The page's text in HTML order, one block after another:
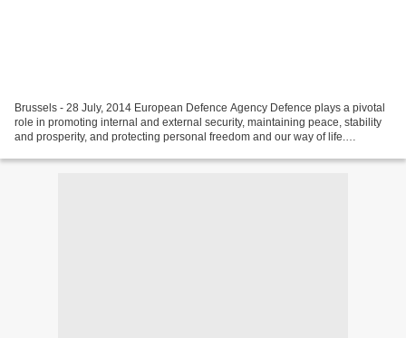
Brussels - 28 July, 2014 European Defence Agency Defence plays a pivotal
role in promoting internal and external security, maintaining peace, stability
and prosperity, and protecting personal freedom and our way of life.